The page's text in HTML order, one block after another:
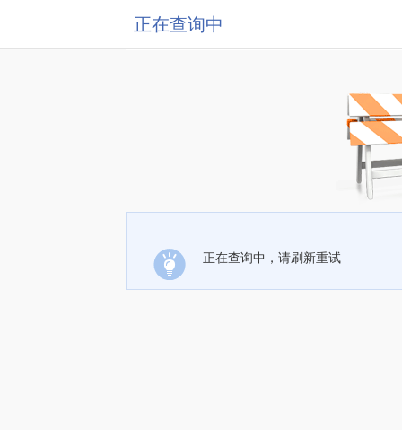
正在查询中
正在查询中，请刷新重试